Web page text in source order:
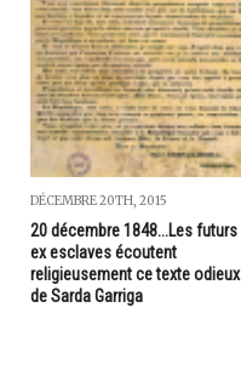
DÉCEMBRE 20TH, 2015
20 décembre 1848...Les futurs
ex esclaves écoutent
religieusement ce texte odieux
de Sarda Garriga